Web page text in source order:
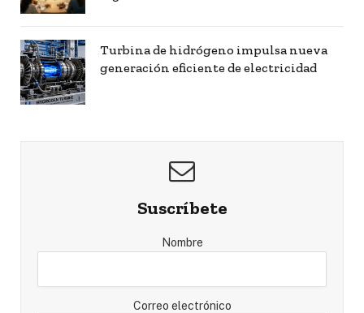
Turbina de hidrógeno impulsa nueva
generación eficiente de electricidad
Suscríbete
Nombre
Correo electrónico